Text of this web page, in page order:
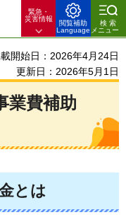
緊急・
災害情報
閲覧補助
Language
検索
メニュー
開始日：2026年4月24日
更新日：2026年5月1日
業費補助
とは